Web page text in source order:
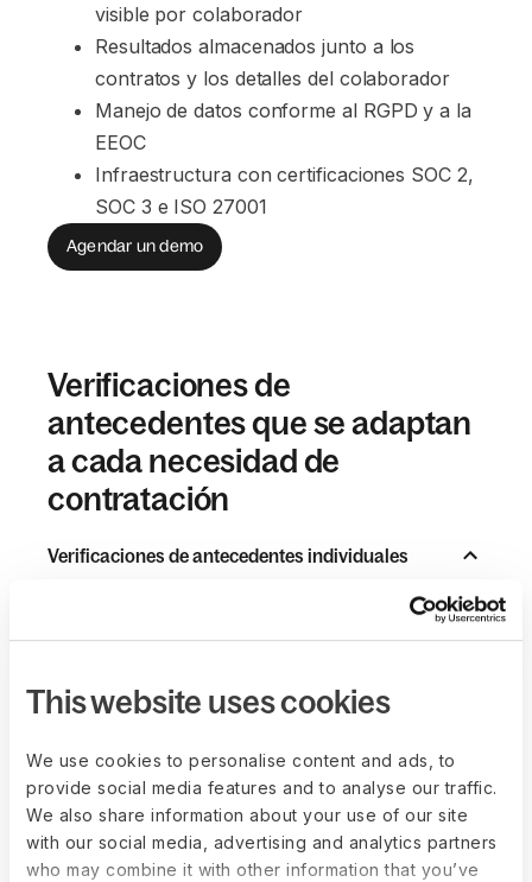
This website uses cookies
We use cookies to personalise content and ads, to
provide social media features and to analyse our traffic.
We also share information about your use of our site
with our social media, advertising and analytics partners
who may combine it with other information that you’ve
visible por colaborador
Resultados almacenados junto a los
contratos y los detalles del colaborador
Manejo de datos conforme al RGPD y a la
EEOC
Infraestructura con certificaciones SOC 2,
SOC 3 e ISO 27001
Agendar un demo
Verificaciones de
antecedentes que se adaptan
a cada necesidad de
contratación
Verificaciones de antecedentes individuales
Se pueden seleccionar en función de las necesidades
verificación del empleo, verificación de estudios,
disponibilidad varía según el país.